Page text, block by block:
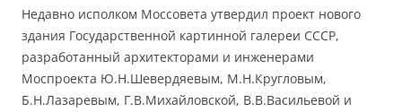
Недавно исполком Моссовета утвердил проект нового
здания Государственной картинной галереи СССР,
разработанный архитекторами и инженерами
Моспроекта Ю.Н.Шевердяевым, М.Н.Кругловым,
Б.Н.Лазаревым, Г.В.Михайловской, В.В.Васильевой и